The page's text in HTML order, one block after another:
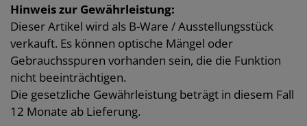
Hinweis zur Gewährleistung:
Dieser Artikel wird als B-Ware / Ausstellungsstück
verkauft. Es können optische Mängel oder
Gebrauchsspuren vorhanden sein, die die Funktion
nicht beeinträchtigen.
Die gesetzliche Gewährleistung beträgt in diesem Fall
12 Monate ab Lieferung.